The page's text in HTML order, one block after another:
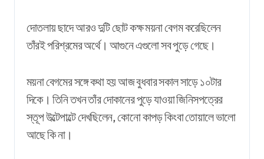
দোতলায় ছাদে আরও দুটি ছোট কক্ষ ময়না বেগম করেছিলেন
তাঁরই পরিশ্রমের অর্থে। আগুনে এগুলো সব পুড়ে গেছে।
ময়না বেগমের সঙ্গে কথা হয় আজ বুধবার সকাল সাড়ে ১০টার
দিকে। তিনি তখন তাঁর দোকানের পুড়ে যাওয়া জিনিসপত্রের
স্তূপউল্টেপাল্টে দেখছিলেন, কোনো কাপড় কিংবা তোয়ালে ভালো
আছে কি না।